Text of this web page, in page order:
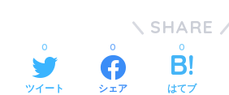
SHARE
ツイート
0
シェア
0
はてブ
0